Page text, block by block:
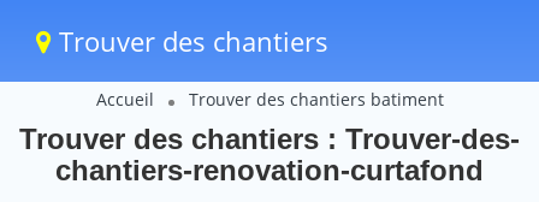
Trouver des chantiers
Accueil Trouver des chantiers batiment
Trouver des chantiers : Trouver-des-
chantiers-renovation-curtafond